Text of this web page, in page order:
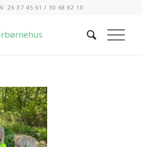
26 37 45 61 / 30 68 82 10